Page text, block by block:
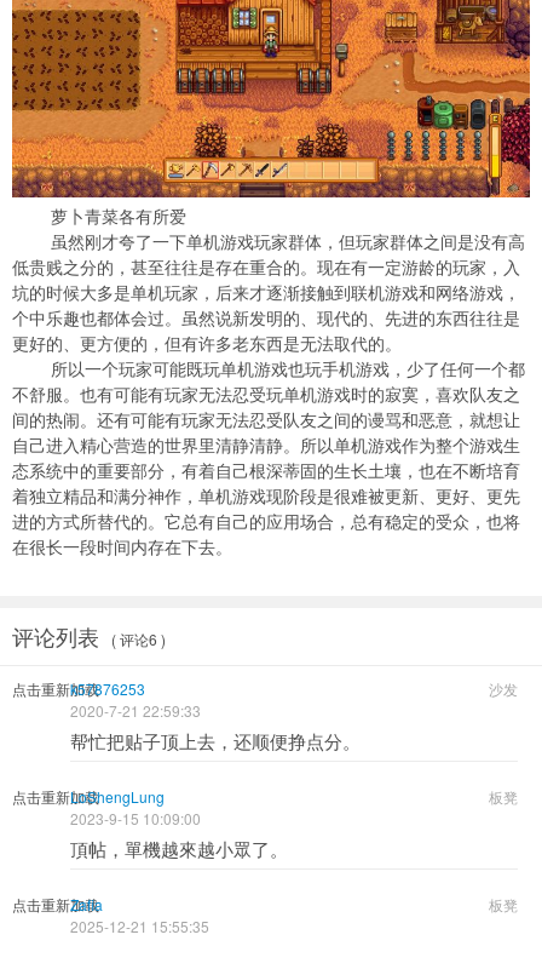
萝卜青菜各有所爱
虽然刚才夸了一下单机游戏玩家群体，但玩家群体之间是没有高
低贵贱之分的，甚至往往是存在重合的。现在有一定游龄的玩家，入
坑的时候大多是单机玩家，后来才逐渐接触到联机游戏和网络游戏，
个中乐趣也都体会过。虽然说新发明的、现代的、先进的东西往往是
更好的、更方便的，但有许多老东西是无法取代的。
所以一个玩家可能既玩单机游戏也玩手机游戏，少了任何一个都
不舒服。也有可能有玩家无法忍受玩单机游戏时的寂寞，喜欢队友之
间的热闹。还有可能有玩家无法忍受队友之间的谩骂和恶意，就想让
自己进入精心营造的世界里清静清静。所以单机游戏作为整个游戏生
态系统中的重要部分，有着自己根深蒂固的生长土壤，也在不断培育
着独立精品和满分神作，单机游戏现阶段是很难被更新、更好、更先
进的方式所替代的。它总有自己的应用场合，总有稳定的受众，也将
在很长一段时间内存在下去。
评论列表 ( 评论6 )
点击重新加载 沙发
k57876253
2020-7-21 22:59:33
帮忙把贴子顶上去，还顺便挣点分。
点击重新加载 板凳
LoShengLung
2023-9-15 10:09:00
頂帖，單機越來越小眾了。
点击重新加载 板凳
Zafia
2025-12-21 15:55:35